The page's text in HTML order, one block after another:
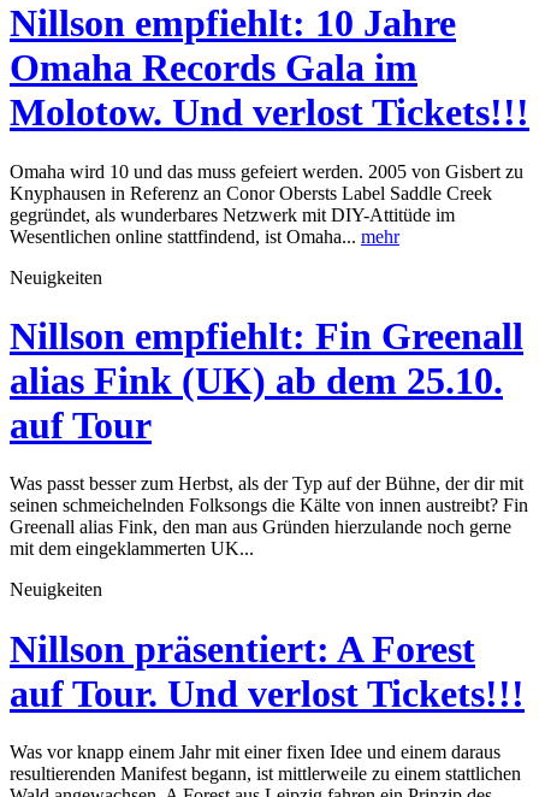
Nillson empfiehlt: 10 Jahre
Omaha Records Gala im
Molotow. Und verlost Tickets!!!
Omaha wird 10 und das muss gefeiert werden. 2005 von Gisbert zu
Knyphausen in Referenz an Conor Obersts Label Saddle Creek
gegründet, als wunderbares Netzwerk mit DIY-Attitüde im
Wesentlichen online stattfindend, ist Omaha... mehr
Neuigkeiten
Nillson empfiehlt: Fin Greenall
alias Fink (UK) ab dem 25.10.
auf Tour
Was passt besser zum Herbst, als der Typ auf der Bühne, der dir mit
seinen schmeichelnden Folksongs die Kälte von innen austreibt? Fin
Greenall alias Fink, den man aus Gründen hierzulande noch gerne
mit dem eingeklammerten UK...
Neuigkeiten
Nillson präsentiert: A Forest
auf Tour. Und verlost Tickets!!!
Was vor knapp einem Jahr mit einer fixen Idee und einem daraus
resultierenden Manifest begann, ist mittlerweile zu einem stattlichen